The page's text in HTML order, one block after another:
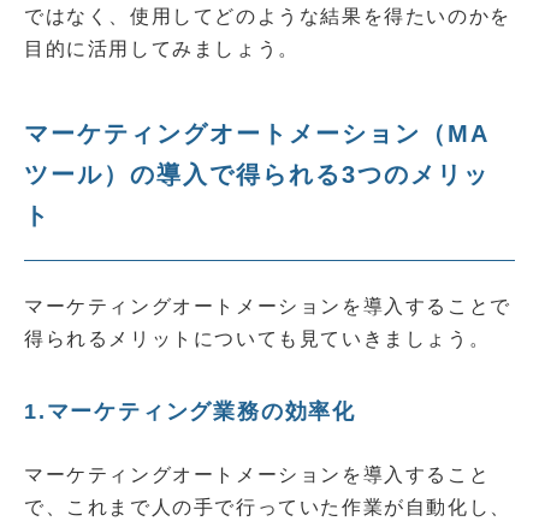
ではなく、使用してどのような結果を得たいのかを
目的に活用してみましょう。
マーケティングオートメーション（MA
ツール）の導入で得られる3つのメリッ
ト
マーケティングオートメーションを導入することで
得られるメリットについても見ていきましょう。
1.マーケティング業務の効率化
マーケティングオートメーションを導入すること
で、これまで人の手で行っていた作業が自動化し、